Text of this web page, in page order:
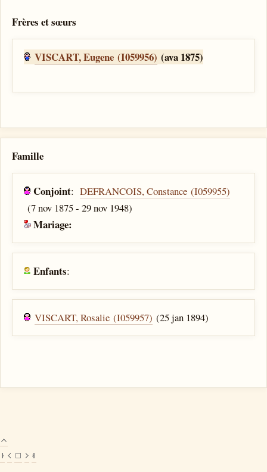
Frères et sœurs
VISCART, Eugene (I059956) (ava 1875)
Famille
Conjoint:DEFRANCOIS, Constance (I059955)
(7 nov 1875 - 29 nov 1948)
Mariage:
Enfants:
VISCART, Rosalie (I059957) (25 jan 1894)